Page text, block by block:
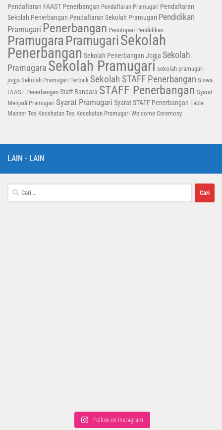
Pendaftaran FAAST Penerbangan Pendaftaran Pramugari Pendaftaran
Sekolah Penerbangan Pendaftaran Sekolah Pramugari Pendidikan
Pramugari Penerbangan Penutupan Pendidikan
PramugaraPramugariSekolah
Penerbangan Sekolah Penerbangan Jogja Sekolah
Pramugara Sekolah Pramugari sekolah pramugari
jogja Sekolah Pramugari Terbaik Sekolah STAFF Penerbangan Siswa
FAAST Penerbangan Staff Bandara STAFF Penerbangan Syarat
Menjadi Pramugari Syarat Pramugari Syarat STAFF Penerbangan Table
Manner Tes Kesehatan Tes Kesehatan Pramugari Welcome Ceremony
LAIN - LAIN
Follow on Instagram